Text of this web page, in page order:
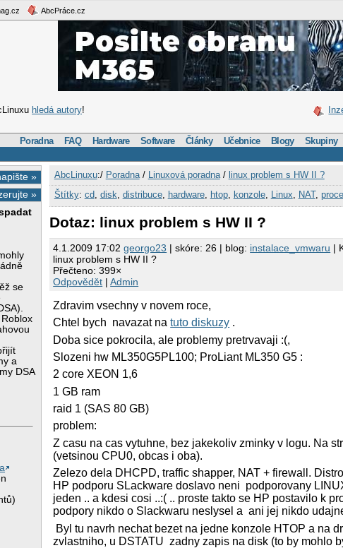
AbcPráce.cz
hledá autory!
Poradna FAQ Hardware Software Články Učebnice Blogy Skupiny
»
»
se
a
DSA
AbcLinuxu:/ Poradna/ Linuxová poradna/ linux problem s HW II ?
Štítky: cd, disk distribuce, hardware, htop, konzole, Linux NAT,
Dotaz: linux problem s HW II ?
4.1.2009 17:02georgo23 | skóre: 26 | blog: instalace_vmwaru |
linux problem s HW II ?
Přečteno: 399×
Odpovědět |Admin
Zdravim vsechny v novem roce,
Chtel bych navazat natuto diskuzy .
Doba sice pokrocila, ale problemy pretrvavaji :(,
Slozeni hw ML350G5PL100; ProLiant ML350 G5 :
2 core XEON 1,6
1 GB ram
raid 1 (SAS 80 GB)
problem:
Z casu na cas vytuhne, bez jakekoliv zminky v logu. Na
(vetsinou CPU0, obcas i oba).
Zelezo dela DHCPD, traffic shapper, NAT + firewall.
HP podporu SLackware doslavo neni podporovany
jeden .. a kdesi cosi ..:( .. proste takto se HP postavilo k
podpory nikdo o Slackwaru neslysel a ani jej nikdo
Byl tu navrh nechat bezet na jedne konzole HTOP a na
zvlastniho, u DSTATU zadny zapis na disk (to by mohlo